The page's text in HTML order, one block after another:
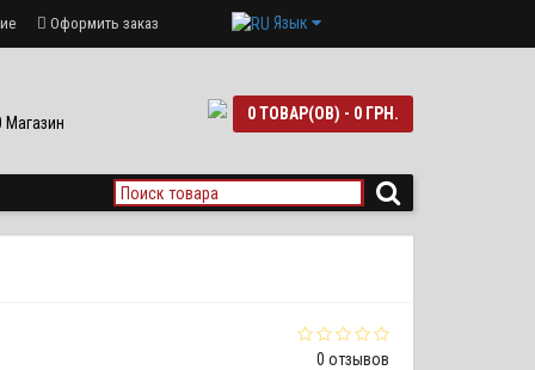
Оформить заказ Язык
Магазин 0 ТОВАР(ОВ) - 0 ГРН.
0 отзывов